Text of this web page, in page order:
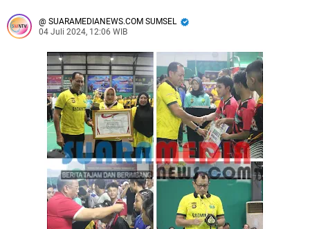
SUARAMEDIANEWS.COM SUMSEL
04 Juli 2024, 12:06 WIB